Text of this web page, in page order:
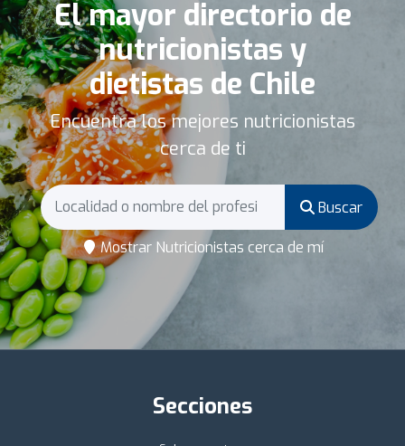
El mayor directorio de
nutricionistas y
dietistas de Chile
Encuentra los mejores nutricionistas
cerca de ti
Buscar
Mostrar Nutricionistas cerca de mí
Secciones